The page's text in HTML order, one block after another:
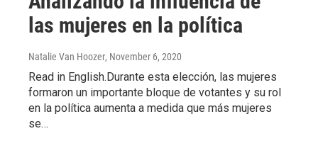
las mujeres en la política
Natalie Van Hoozer, November 6, 2020
Read in English.Durante esta elección, las mujeres
formaron un importante bloque de votantes y su rol
en la política aumenta a medida que más mujeres
se…